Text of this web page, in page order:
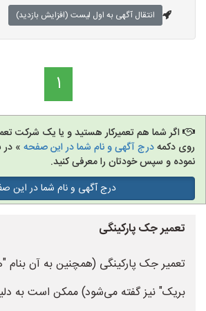
انتقال آگهی به اول لیست (افزایش بازدید)
1
اگر شما هم تعمیرکار هستید و یا یک شرکت
روی دکمهدرج آگهی و نام شما در این صفحه » در
نموده و سپس خودتان را معرفی کنید.
درج آگهی و نام شما در این
تعمیر جک پارکینگی
تعمیر جک پارکینگی (همچنین به آن بنام
بریک" نیز گفته می‌شود) ممکن است به